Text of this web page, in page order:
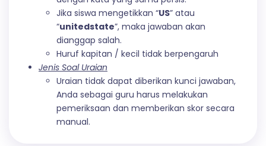
Jika siswa mengetikkan “US” atau
“unitedstate”, maka jawaban akan
dianggap salah.
Huruf kapitan / kecil tidak berpengaruh
Jenis Soal Uraian
Uraian tidak dapat diberikan kunci jawaban,
Anda sebagai guru harus melakukan
pemeriksaan dan memberikan skor secara
manual.